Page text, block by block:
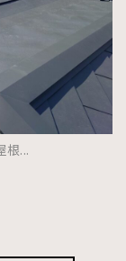
...